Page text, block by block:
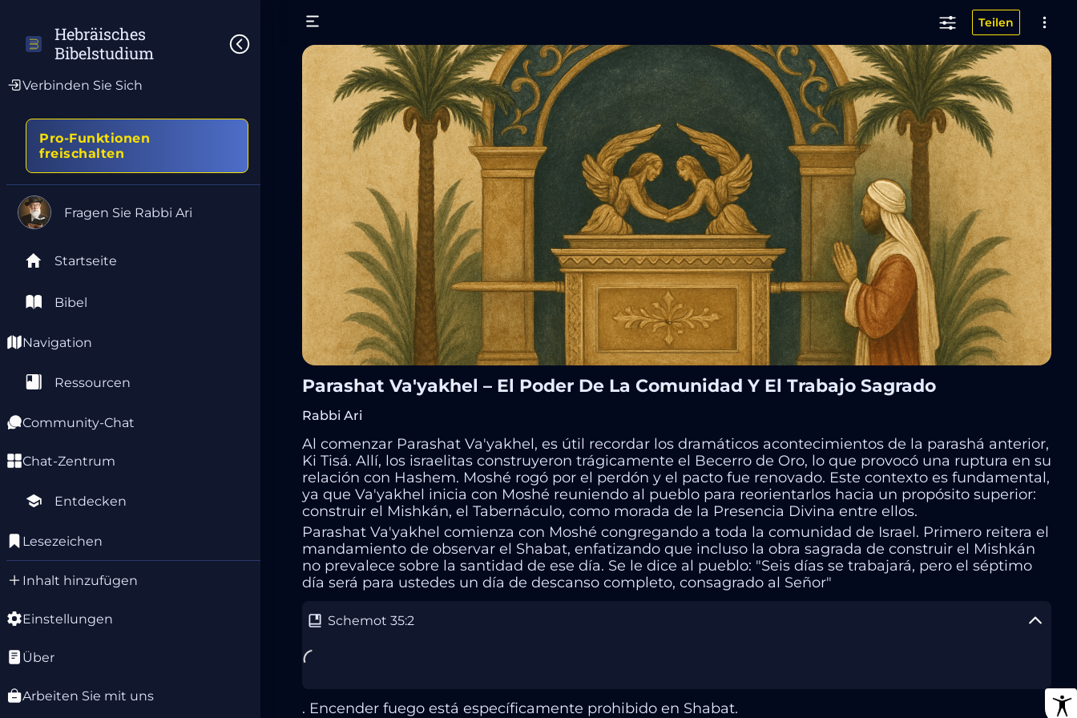
Hebräisches
Bibelstudium
Verbinden Sie Sich
Pro-Funktionen
freischalten
Fragen Sie Rabbi Ari
Startseite
Bibel
Navigation
Ressourcen
Community-Chat
Chat-Zentrum
Entdecken
Lesezeichen
Inhalt hinzufügen
Einstellungen
Über
Arbeiten Sie mit uns
Teilen
Parashat Va'yakhel – El Poder De La Comunidad Y El Trabajo Sagrado
Rabbi Ari
Al comenzar Parashat Va'yakhel, es útil recordar los dramáticos acontecimientos de la parashá anterior,
Ki Tisá. Allí, los israelitas construyeron trágicamente el Becerro de Oro, lo que provocó una ruptura en su
relación con Hashem. Moshé rogó por el perdón y el pacto fue renovado. Este contexto es fundamental,
ya que Va'yakhel inicia con Moshé reuniendo al pueblo para reorientarlos hacia un propósito superior:
construir el Mishkán, el Tabernáculo, como morada de la Presencia Divina entre ellos.
Parashat Va'yakhel comienza con Moshé congregando a toda la comunidad de Israel. Primero reitera el
mandamiento de observar el Shabat, enfatizando que incluso la obra sagrada de construir el Mishkán
no prevalece sobre la santidad de ese día. Se le dice al pueblo: "Seis días se trabajará, pero el séptimo
día será para ustedes un día de descanso completo, consagrado al Señor"
Schemot 35:2
. Encender fuego está específicamente prohibido en Shabat.